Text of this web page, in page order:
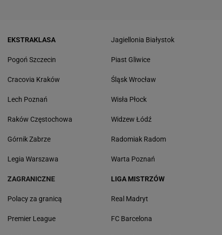
EKSTRAKLASA
Pogoń Szczecin
Cracovia Kraków
Lech Poznań
Raków Częstochowa
Górnik Zabrze
Legia Warszawa
Jagiellonia Białystok
Piast Gliwice
Śląsk Wrocław
Wisła Płock
Widzew Łódź
Radomiak Radom
Warta Poznań
ZAGRANICZNE
Polacy za granicą
Premier League
LIGA MISTRZÓW
Real Madryt
FC Barcelona